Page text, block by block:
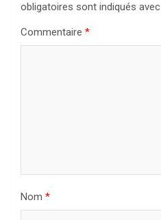
obligatoires sont indiqués avec
Commentaire *
Nom *